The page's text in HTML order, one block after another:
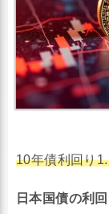
10年債利回り
日本国債の利